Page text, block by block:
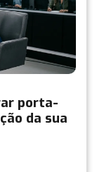
porta-
da sua